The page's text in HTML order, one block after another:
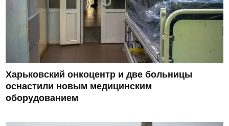
Харьковский онкоцентр и две больницы
оснастили новым медицинским
оборудованием